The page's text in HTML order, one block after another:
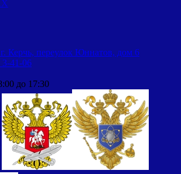
Керчь, переулок Юннатов, дом 6
41-06
до 17:30